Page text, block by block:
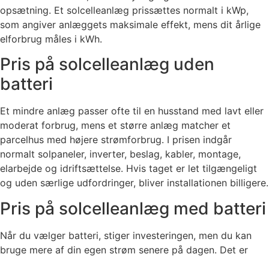
opsætning. Et solcelleanlæg prissættes normalt i kWp,
som angiver anlæggets maksimale effekt, mens dit årlige
elforbrug måles i kWh.
Pris på solcelleanlæg uden
batteri
Et mindre anlæg passer ofte til en husstand med lavt eller
moderat forbrug, mens et større anlæg matcher et
parcelhus med højere strømforbrug. I prisen indgår
normalt solpaneler, inverter, beslag, kabler, montage,
elarbejde og idriftsættelse. Hvis taget er let tilgængeligt
og uden særlige udfordringer, bliver installationen billigere.
Pris på solcelleanlæg med batteri
Når du vælger batteri, stiger investeringen, men du kan
bruge mere af din egen strøm senere på dagen. Det er